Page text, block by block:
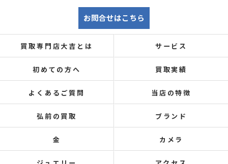
お問合せはこちら
買取専門店大吉とは サービス
初めての方へ 買取実績
よくあるご質問 当店の特徴
弘前の買取 ブランド
金 カメラ